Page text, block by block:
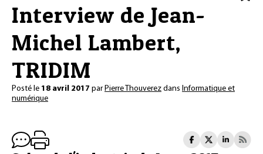
Interview de Jean-
Michel Lambert,
TRIDIM
Posté le 18 avril 2017 par Pierre Thouverez dans Informatique et
numérique